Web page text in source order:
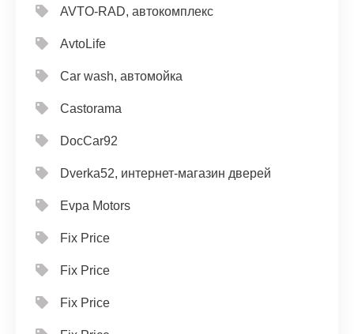
AVTO-RAD, автокомплекс
AvtoLife
Car wash, автомойка
Castorama
DocCar92
Dverka52, интернет-магазин дверей
Evpa Motors
Fix Price
Fix Price
Fix Price